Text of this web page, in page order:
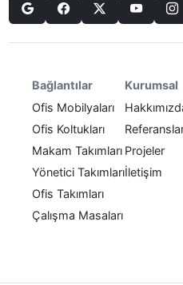
Bağlantılar
Ofis Mobilyaları
Ofis Koltukları
Makam Takımları
Yönetici Takımları
Ofis Takımları
Çalışma Masaları
Kurumsal
Projeler
İletişim